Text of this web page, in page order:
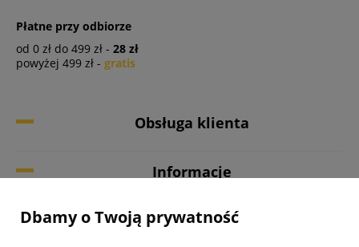
Płatne przy odbiorze
od 0 zł do 499 zł - 28 zł
powyżej 499 zł - gratis
Obsługa klienta
Informacje
Twoje konto
Dbamy o Twoją prywatność